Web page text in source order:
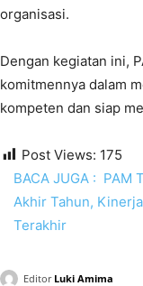
organisasi.
Dengan kegiatan ini,
komitmennya dalam
kompeten dan siap
Post Views: 175
BACA JUGA : PAM
Akhir Tahun,
Terakhir
Editor Luki Amima